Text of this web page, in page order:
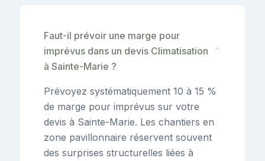
Faut-il prévoir une marge pour
imprévus dans un devis Climatisation
à Sainte-Marie ?
⌄
Prévoyez systématiquement 10 à 15 %
de marge pour imprévus sur votre
devis à Sainte-Marie. Les chantiers en
zone pavillonnaire réservent souvent
des surprises structurelles liées à